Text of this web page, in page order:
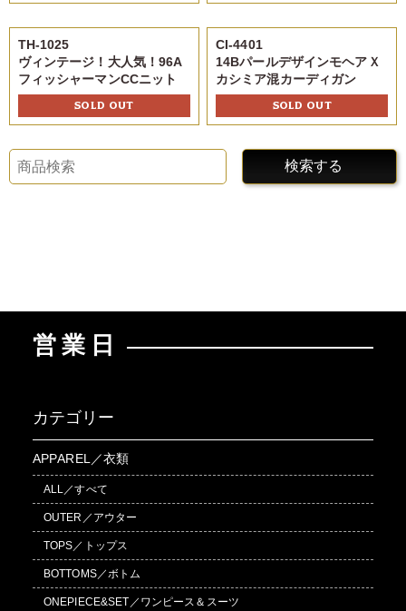
TH-1025
ヴィンテージ！大人気！96A
フィッシャーマンCCニット
SOLD OUT
CI-4401
14BパールデザインモヘアＸ
カシミア混カーディガン
SOLD OUT
検索する
営業日
カテゴリー
APPAREL／衣類
ALL／すべて
OUTER／アウター
TOPS／トップス
BOTTOMS／ボトム
ONEPIECE&SET／ワンピース＆スーツ